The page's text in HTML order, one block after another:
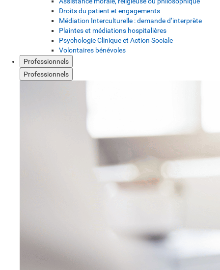
Droits du patient et engagements
Médiation Interculturelle : demande d’interprète
Plaintes et médiations hospitalières
Psychologie Clinique et Action Sociale
Volontaires bénévoles
Professionnels
Professionnels